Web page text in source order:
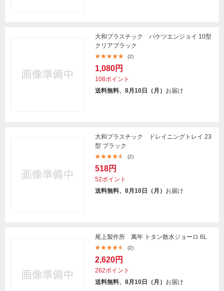
大和プラスチック バケツエンジョイ 10型
クリアブラック
(2)
1,080円
108ポイント
送料無料、8月10日（月） お届け
大和プラスチック ドレイニングトレイ 23
型 ブラック
(2)
518円
52ポイント
送料無料、8月10日（月） お届け
尾上製作所 萬年 トタン散水ジョーロ 6L
(2)
2,620円
262ポイント
送料無料、8月10日（月） お届け